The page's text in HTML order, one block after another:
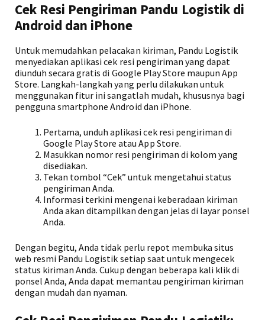
Cek Resi Pengiriman Pandu Logistik di
Android dan iPhone
Untuk memudahkan pelacakan kiriman, Pandu Logistik
menyediakan aplikasi cek resi pengiriman yang dapat
diunduh secara gratis di Google Play Store maupun App
Store. Langkah-langkah yang perlu dilakukan untuk
menggunakan fitur ini sangatlah mudah, khususnya bagi
pengguna smartphone Android dan iPhone.
Pertama, unduh aplikasi cek resi pengiriman di
Google Play Store atau App Store.
Masukkan nomor resi pengiriman di kolom yang
disediakan.
Tekan tombol “Cek” untuk mengetahui status
pengiriman Anda.
Informasi terkini mengenai keberadaan kiriman
Anda akan ditampilkan dengan jelas di layar ponsel
Anda.
Dengan begitu, Anda tidak perlu repot membuka situs
web resmi Pandu Logistik setiap saat untuk mengecek
status kiriman Anda. Cukup dengan beberapa kali klik di
ponsel Anda, Anda dapat memantau pengiriman kiriman
dengan mudah dan nyaman.